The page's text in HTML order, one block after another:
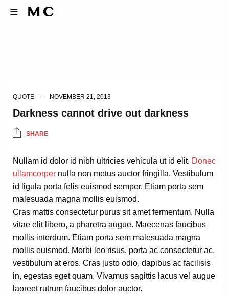
QUOTE NOVEMBER 21, 2013
Darkness cannot drive out darkness
SHARE
Nullam id dolor id nibh ultricies vehicula ut id elit. Donec
ullamcorper nulla non metus auctor fringilla. Vestibulum
id ligula porta felis euismod semper. Etiam porta sem
malesuada magna mollis euismod.
Cras mattis consectetur purus sit amet fermentum. Nulla
vitae elit libero, a pharetra augue. Maecenas faucibus
mollis interdum. Etiam porta sem malesuada magna
mollis euismod. Morbi leo risus, porta ac consectetur ac,
vestibulum at eros. Cras justo odio, dapibus ac facilisis
in, egestas eget quam. Vivamus sagittis lacus vel augue
laoreet rutrum faucibus dolor auctor.